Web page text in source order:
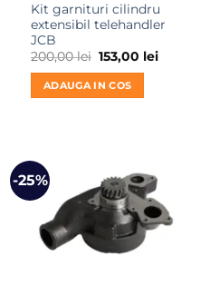
Kit garnituri cilindru
extensibil telehandler
JCB
200,00lei Prețul
inițial
a
fost:
200,00 lei.
153,00 leiPrețul
ADAUGA IN COS
-25%